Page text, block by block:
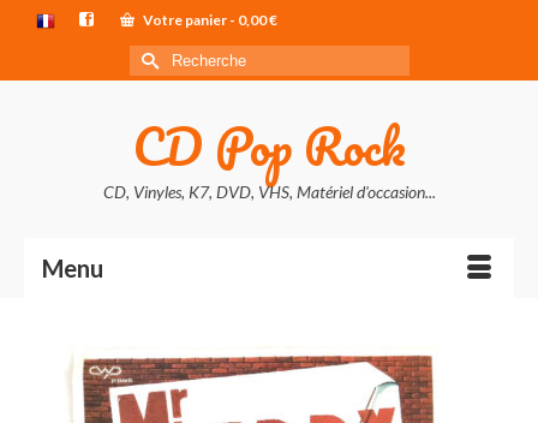
Votre panier - 0,00€
Rechercher :
CD Pop Rock
CD, Vinyles, K7, DVD, VHS, Matériel d'occasion...
Menu